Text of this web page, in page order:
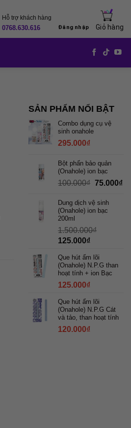
Hỗ trợ khách hàng
0768.630.616 Đăng nhập Giỏ hàng
SẢN PHẨM NỔI BẬT
Combo dụng cụ vệ
sinh onahole
295.000₫
Bột phấn bảo quản
(Onahole) ion bạc
100.000₫ Giá
là:
100.000₫.
75.000₫
Dung dịch vệ sinh
(Onahole) ion bạc
200ml
1.500.000₫
Giá
là:
1.500.000₫.
125.000₫Giá
tại
là:
125.000₫.
Que hút ẩm lõi
(Onahole) N.P.G than
hoạt tính + ion Bạc
125.000₫
Que hút ẩm lõi
(Onahole) N.P.G Cát
và tảo, than hoạt tính
120.000₫